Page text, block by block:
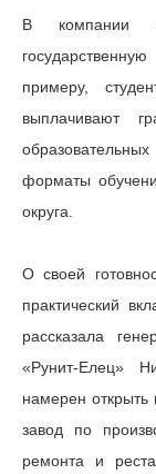
В компании
примеру,
выплачивают
форматы
округа.
О своей
практический
рассказала
«Рунит-Елец»
намерен
завод по
ремонта и